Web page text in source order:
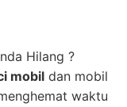
Hilang ?
mobil dan mobil
waktu